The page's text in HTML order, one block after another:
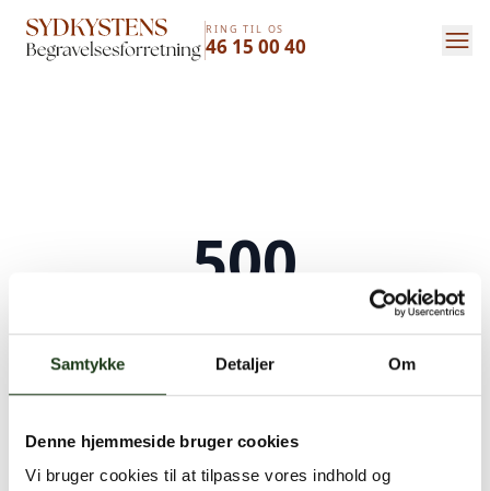
Samtykke Detaljer Om
Denne hjemmeside bruger cookies
Vi bruger cookies til at tilpasse vores indhold og
RING TIL OS
46 15 00 40
500
Serverfejl
Der opstod en intern serverfejl. Vi arbejder på
Kontakt os på +45 46 15 00 40 bedemand@s-bf.dk